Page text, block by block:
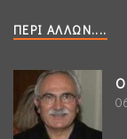
ΠΕΡΊ ΆΛΛΩΝ....